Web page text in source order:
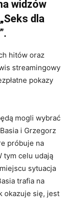
widzów
dla
hitów oraz
streamingowy
pokazy
mogli wybrać
i Grzegorz
próbuje na
tym celu udają
sytuacja
trafia na
okazuje się, jest